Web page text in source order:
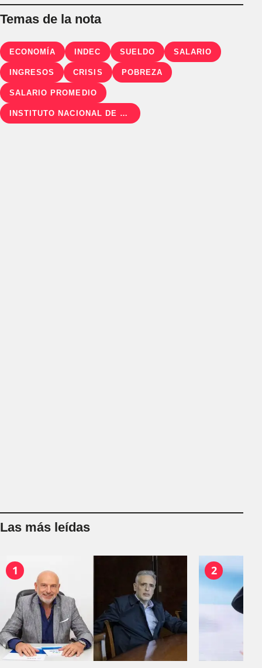
Temas de la nota
ECONOMÍA INDEC SUELDO SALARIO
INGRESOS CRISIS POBREZA
SALARIO PROMEDIO
INSTITUTO NACIONAL DE ESTADÍSTICA Y CENSOS
Las más leídas
1 2